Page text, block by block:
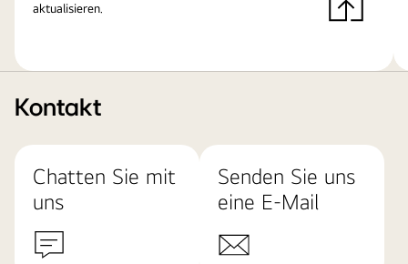
aktualisieren.
Kontakt
Chatten Sie mit
uns
Senden Sie uns
eine E-Mail